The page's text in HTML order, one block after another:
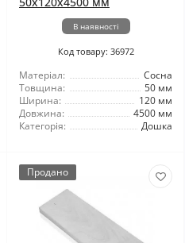
В наявності
Код товару: 36972
Матеріал:
Сосна
Товщина:
50 мм
Ширина:
120 мм
Довжина:
4500 мм
Категорія:
Дошка
Продано